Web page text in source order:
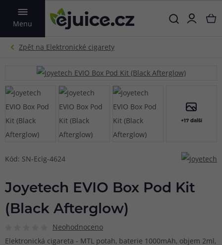
Menu
VYHLEDAT
+17 další
Kód: SN-Ecig-4624
Joyetech EVIO Box Pod Kit
(Black Afterglow)
Neohodnoceno
Elektronická cigareta - MTL potah, baterie 1000mAh, objem 2ml,